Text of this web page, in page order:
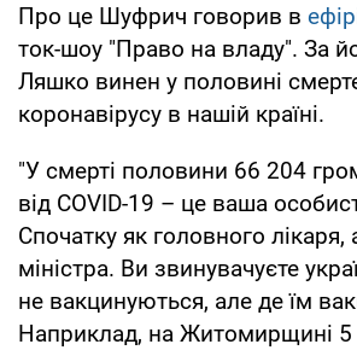
Про це Шуфрич говорив в
ток-шоу "Право на владу". За
Ляшко винен у половині
коронавірусу в нашій країні.
"У смерті половини 66 204
від COVID-19 – це ваша
Спочатку як головного лікаря,
міністра. Ви звинувачуєте
не вакцинуються, але де їм
Наприклад, на Житомирщині 5